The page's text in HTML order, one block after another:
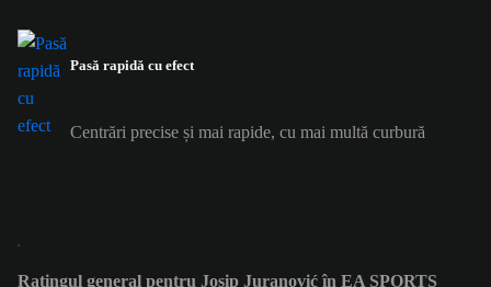
Pasă rapidă cu efect
Centrări precise și mai rapide, cu mai multă curbură
Ratingul general pentru Josip Juranović în EA SPORTS